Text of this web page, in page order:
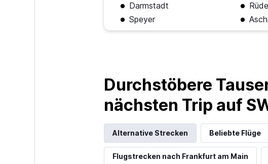
Darmstadt
Speyer
Durchstöbere
nächsten Trip auf
Alternative Strecken Beliebte Flüge
Flugstrecken nach Frankfurt am Main